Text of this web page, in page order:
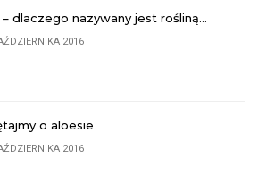
dlaczego nazywany jest rośliną...
2016
o aloesie
2016